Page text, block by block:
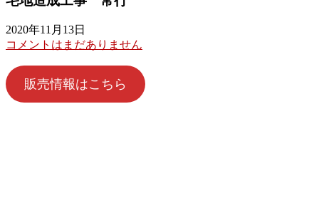
2020年11月13日
コメントはまだありません
販売情報はこちら